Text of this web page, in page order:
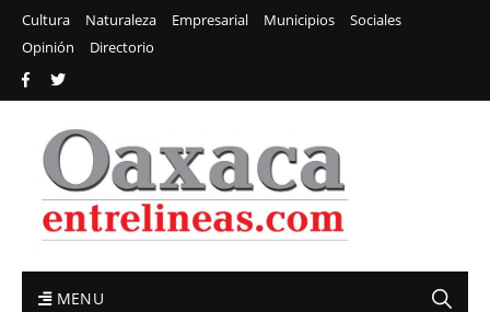
Cultura Naturaleza Empresarial Municipios
Sociales
Opinión
Directorio
MENU